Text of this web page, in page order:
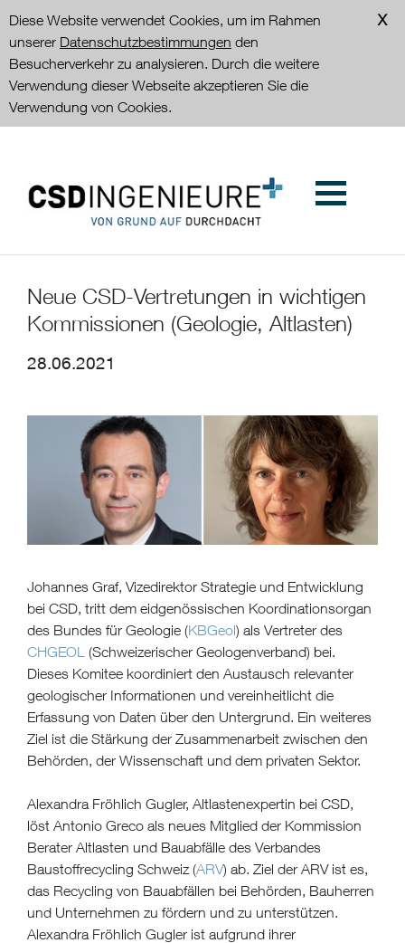
Diese Website verwendet Cookies, um im Rahmen
unserer Datenschutzbestimmungen den
Besucherverkehr zu analysieren. Durch die weitere
Verwendung dieser Webseite akzeptieren Sie die
Verwendung von Cookies.
Neue CSD-Vertretungen in wichtigen
Kommissionen (Geologie, Altlasten)
28.06.2021
Johannes Graf, Vizedirektor Strategie und Entwicklung
bei CSD, tritt dem eidgenössischen Koordinationsorgan
des Bundes für Geologie (KBGeol) als Vertreter des
CHGEOL (Schweizerischer Geologenverband) bei.
Dieses Komitee koordiniert den Austausch relevanter
geologischer Informationen und vereinheitlicht die
Erfassung von Daten über den Untergrund. Ein weiteres
Ziel ist die Stärkung der Zusammenarbeit zwischen den
Behörden, der Wissenschaft und dem privaten Sektor.
Alexandra Fröhlich Gugler, Altlastenexpertin bei CSD,
löst Antonio Greco als neues Mitglied der Kommission
Berater Altlasten und Bauabfälle des Verbandes
Baustoffrecycling Schweiz (ARV) ab. Ziel der ARV ist es,
das Recycling von Bauabfällen bei Behörden, Bauherren
und Unternehmen zu fördern und zu unterstützen.
Alexandra Fröhlich Gugler ist aufgrund ihrer